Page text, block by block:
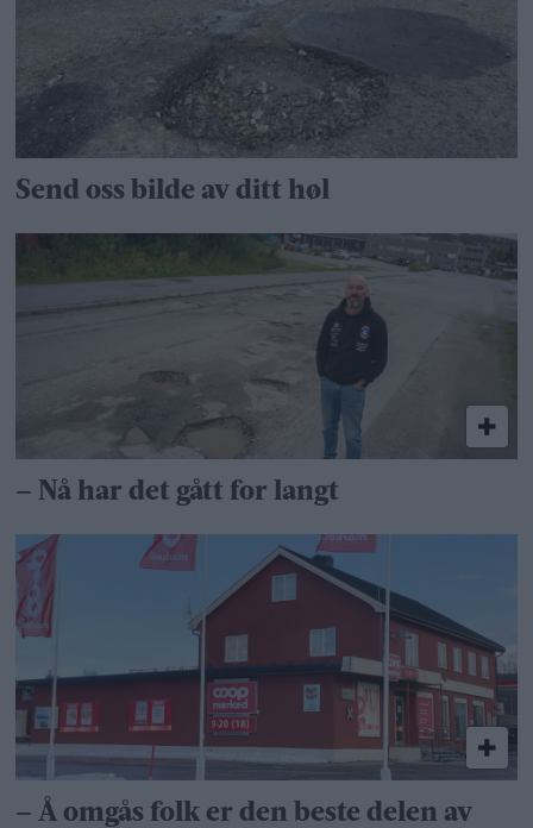
Send oss bilde av ditt høl
– Nå har det gått for langt
– Å omgås folk er den beste delen av